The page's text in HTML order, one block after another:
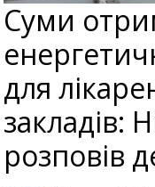
Суми
для
закладів:
розповів